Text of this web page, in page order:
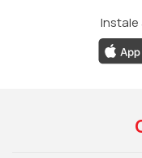
Instale